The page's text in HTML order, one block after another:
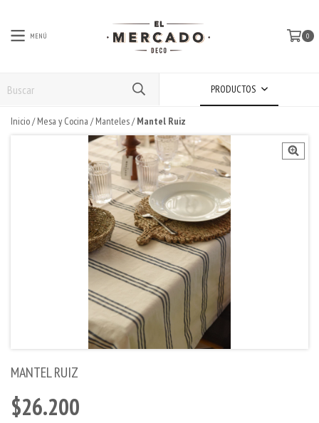
MENÚ 0
PRODUCTOS
Inicio/ Mesa y Cocina / Manteles/ Mantel Ruiz
MANTEL RUIZ
$26.200